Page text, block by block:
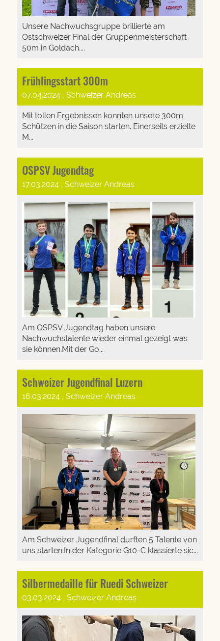
Unsere Nachwuchsgruppe brillierte am
Ostschweizer Final der Gruppenmeisterschaft
50m in Goldach....
Frühlingsstart 300m
07.04.2024 , Schweizer Andreas
Mit tollen Ergebnissen konnten unsere 300m
Schützen in die Saison starten. Einerseits erzielte
M...
OSPSV Jugendtag
17.03.2024 , Schweizer Andreas
Am OSPSV Jugendtag haben unsere
Nachwuchstalente wieder einmal gezeigt was
sie können.Mit der Go...
Schweizer Jugendfinal Luzern
16.03.2024 , Schweizer Andreas
Am Schweizer Jugendfinal durften 5 Talente von
uns starten.In der Kategorie G10-C klassierte sic...
Silbermedaille für Ruedi Schweizer
03.03.2024 , Schweizer Andreas